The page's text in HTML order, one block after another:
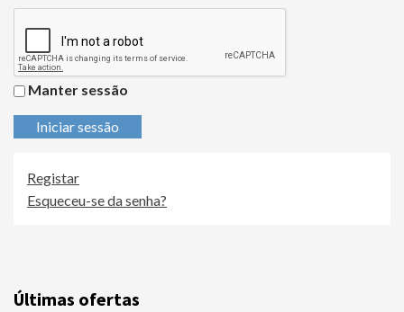
Manter sessão
Iniciar sessão
Registar
Esqueceu-se da senha?
Últimas ofertas